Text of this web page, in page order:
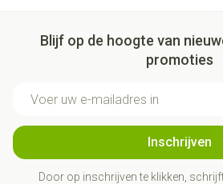
Blijf op de hoogte van
promoties
Inschrijven
Door op inschrijven te klikken,